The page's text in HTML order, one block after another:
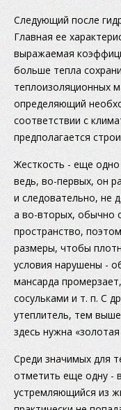
Следующий после
Главная ее
выражаемая
больше тепла
теплоизоляционных
определяющий
соответствии с
предполагается
Жесткость - еще
ведь, во-первых, он
и следовательно, не
а во-вторых, обычно
пространство,
размеры, чтобы
условия нарушены -
мансарда
сосульками и т. п. С
утеплитель, тем
здесь нужна
Среди значимых для
отметить еще одну -
устремляющийся из